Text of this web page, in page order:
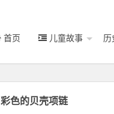
首页 儿童故事 历
彩色的贝壳项链